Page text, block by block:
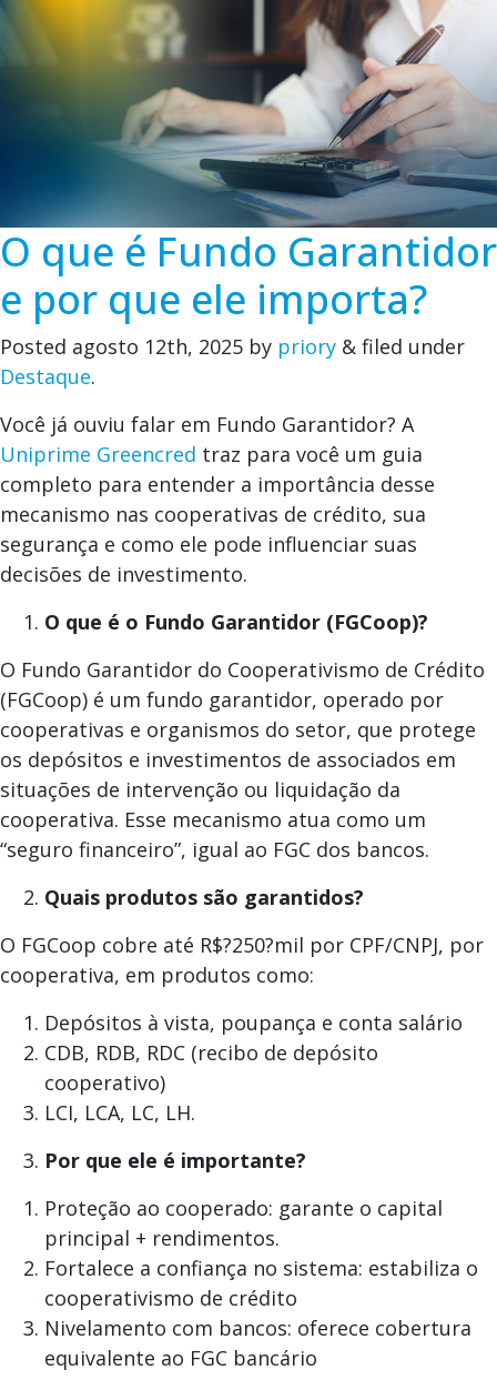
O que é Fundo Garantidor
e por que ele importa?
Posted agosto 12th, 2025 by priory & filed under
Destaque.
Você já ouviu falar em Fundo Garantidor? A
Uniprime Greencred traz para você um guia
completo para entender a importância desse
mecanismo nas cooperativas de crédito, sua
segurança e como ele pode influenciar suas
decisões de investimento.
O que é o Fundo Garantidor (FGCoop)?
O Fundo Garantidor do Cooperativismo de Crédito
(FGCoop) é um fundo garantidor, operado por
cooperativas e organismos do setor, que protege
os depósitos e investimentos de associados em
situações de intervenção ou liquidação da
cooperativa. Esse mecanismo atua como um
“seguro financeiro”, igual ao FGC dos bancos.
Quais produtos são garantidos?
O FGCoop cobre até R$?250?mil por CPF/CNPJ, por
cooperativa, em produtos como:
Depósitos à vista, poupança e conta salário
CDB, RDB, RDC (recibo de depósito
cooperativo)
LCI, LCA, LC, LH.
Por que ele é importante?
Proteção ao cooperado: garante o capital
principal + rendimentos.
Fortalece a confiança no sistema: estabiliza o
cooperativismo de crédito
Nivelamento com bancos: oferece cobertura
equivalente ao FGC bancário